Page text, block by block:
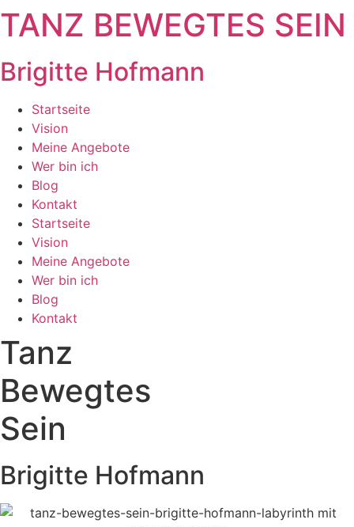
TANZ BEWEGTES SEIN
Brigitte Hofmann
Startseite
Vision
Meine Angebote
Wer bin ich
Blog
Kontakt
Startseite
Vision
Meine Angebote
Wer bin ich
Blog
Kontakt
Tanz
Bewegtes
Sein
Brigitte Hofmann